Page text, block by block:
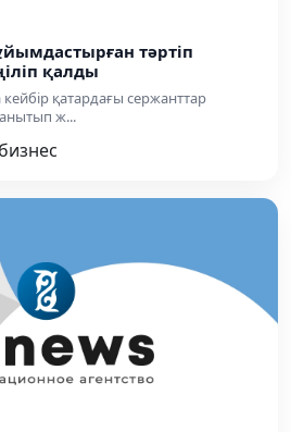
тәртіп
қалды
кейбір қатардағы сержанттар
ж...